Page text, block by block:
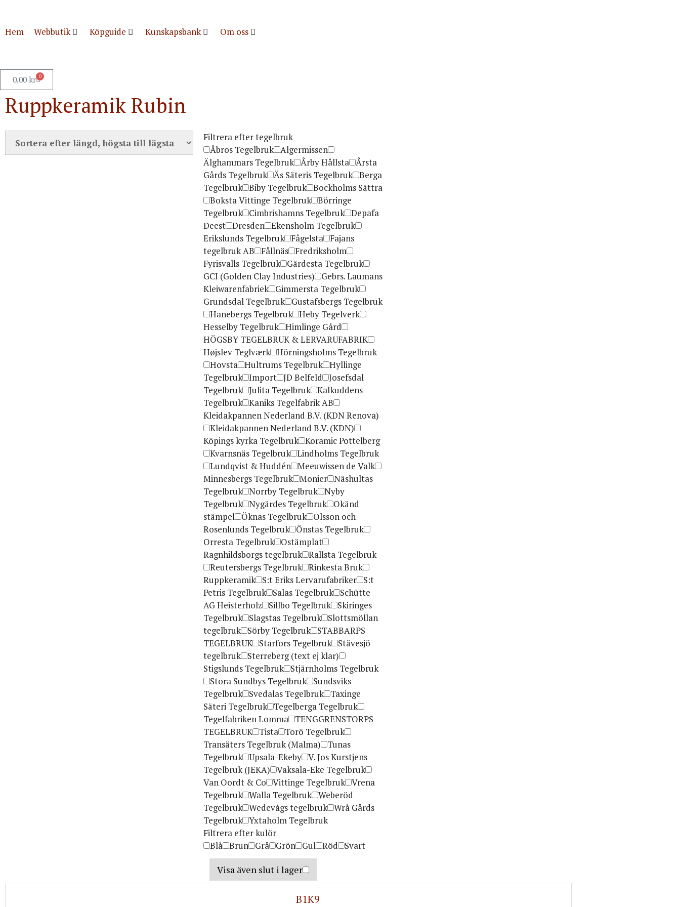
Hem Webbutik Köpguide Kunskapsbank Om oss
0.00 kr 0
Ruppkeramik Rubin
Filtrera efter tegelbruk
Åbros Tegelbruk Algermissen
Älghammars Tegelbruk Årby Hållsta Årsta
Gårds Tegelbruk Äs Säteris Tegelbruk Berga
Tegelbruk Biby Tegelbruk Bockholms Sättra
Boksta Vittinge Tegelbruk Börringe
Tegelbruk
Cimbrishamns Tegelbruk Depafa
Deest Dresden Ekensholm Tegelbruk
Erikslunds Tegelbruk Fågelsta Fajans
tegelbruk AB
Fållnäs Fredriksholm
Fyrisvalls Tegelbruk
Gärdesta Tegelbruk
GCI (Golden Clay Industries)
Gebrs. Laumans
Kleiwarenfabriek
Gimmersta Tegelbruk
Grundsdal Tegelbruk
Gustafsbergs Tegelbruk
Hanebergs Tegelbruk Heby Tegelverk
Hesselby Tegelbruk Himlinge Gård
HÖGSBY TEGELBRUK & LERVARUFABRIK
Højslev Teglværk Hörningsholms Tegelbruk
Hovsta Hultrums Tegelbruk Hyllinge
Tegelbruk Import JD Belfeld
Josefsdal
Tegelbruk Julita Tegelbruk Kalkuddens
Tegelbruk Kaniks Tegelfabrik AB
Kleidakpannen Nederland B.V. (KDN Renova)
Kleidakpannen Nederland B.V. (KDN)
Köpings kyrka Tegelbruk Koramic Pottelberg
Kvarnsnäs Tegelbruk Lindholms Tegelbruk
Lundqvist & Huddén Meeuwissen de Valk
Minnesbergs Tegelbruk Monier Näshultas
Tegelbruk Norrby Tegelbruk Nyby
Tegelbruk Nygärdes Tegelbruk
Okänd
stämpel
Öknas Tegelbruk
Olsson och
Rosenlunds Tegelbruk
Önstas Tegelbruk
Orresta Tegelbruk
Ostämplat
Ragnhildsborgs tegelbruk Rallsta Tegelbruk
Reutersbergs Tegelbruk Rinkesta Bruk
Ruppkeramik
S:t Eriks Lervarufabriker
S:t
Petris Tegelbruk
Salas Tegelbruk
Schütte
AG Heisterholz
Sillbo Tegelbruk
Skiringes
Tegelbruk
Slagstas Tegelbruk
Slottsmöllan
tegelbruk
Sörby Tegelbruk
STABBARPS
TEGELBRUK
Starfors Tegelbruk
Stävesjö
tegelbruk
Sterreberg (text ej klar)
Stigslunds Tegelbruk
Stjärnholms Tegelbruk
Stora Sundbys Tegelbruk
Sundsviks
Tegelbruk
Svedalas Tegelbruk
Taxinge
Säteri Tegelbruk
Tegelberga Tegelbruk
Tegelfabriken Lomma
TENGGRENSTORPS
TEGELBRUK
Tista
Torö Tegelbruk
Transäters Tegelbruk (Malma)
Tunas
Tegelbruk Upsala-Ekeby V. Jos Kurstjens
Tegelbruk (JEKA)
Vaksala-Eke Tegelbruk
Van Oordt & Co
Vittinge Tegelbruk Vrena
Tegelbruk Walla Tegelbruk Weberöd
Tegelbruk Wedevågs tegelbruk Wrå Gårds
Tegelbruk Yxtaholm Tegelbruk
Filtrera efter kulör
Blå Brun Grå Grön Gul Röd Svart
Visa även slut i lager
B1K9